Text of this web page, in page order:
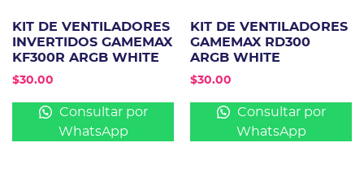
KIT DE VENTILADORES
INVERTIDOS GAMEMAX
KF300R ARGB WHITE
$30.00
Consultar por
WhatsApp
KIT DE VENTILADORES
GAMEMAX RD300
ARGB WHITE
$30.00
Consultar por
WhatsApp